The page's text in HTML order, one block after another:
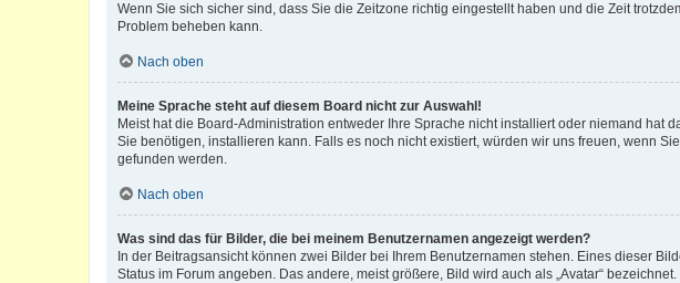
Wenn Sie sich sicher sind, dass Sie die Zeitzone richtig eingestellt haben und die Zeit
Problem beheben kann.
Nach oben
Meine Sprache steht auf diesem Board nicht zur Auswahl!
Meist hat die Board-Administration entweder Ihre Sprache nicht installiert oder niemand hat
Sie benötigen, installieren kann. Falls es noch nicht existiert, würden wir uns freuen, wenn
gefunden werden.
Nach oben
Was sind das für Bilder, die bei meinem Benutzernamen angezeigt werden?
In der Beitragsansicht können zwei Bilder bei Ihrem Benutzernamen stehen. Eines dieser
Status im Forum angeben. Das andere, meist größere, Bild wird auch als „Avatar“